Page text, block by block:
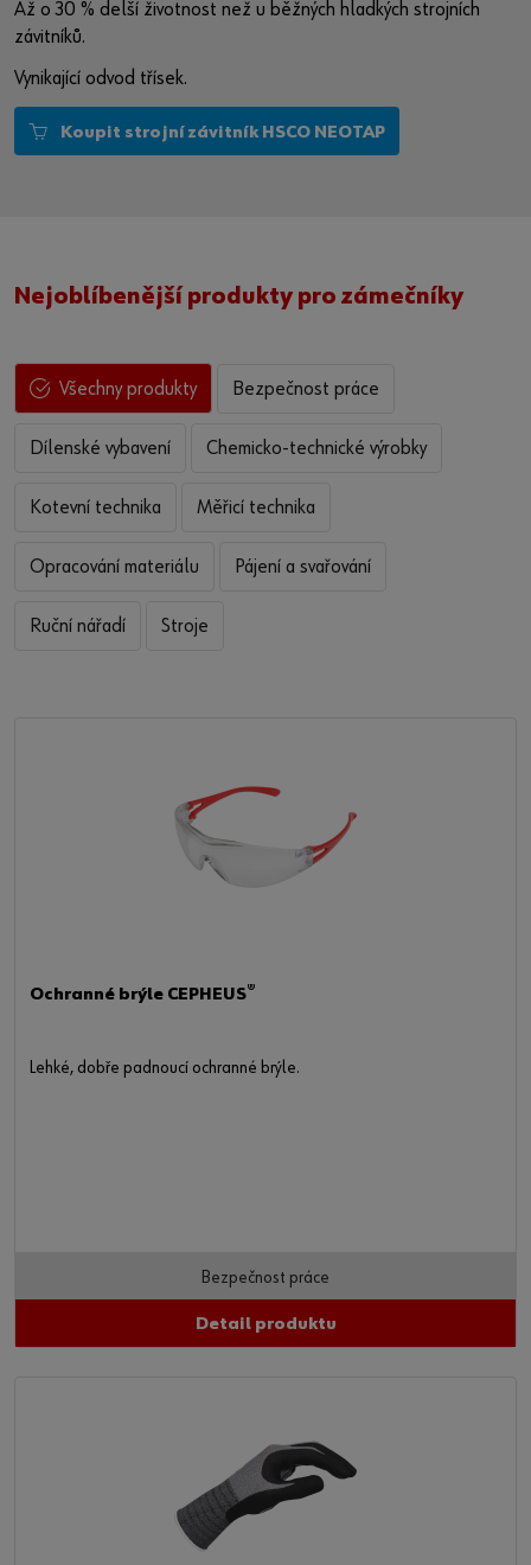
https://youtu.be/08dxqCWTuFI
Až o 30 % delší životnost než u běžných hladkých strojních
závitníků.
Vynikající odvod třísek.
Koupit strojní závitník HSCO NEOTAP
Nejoblíbenější produkty pro zámečníky
Všechny produkty Bezpečnost práce
Dílenské vybavení Chemicko-technické výrobky
Kotevní technika Měřicí technika
Opracování materiálu Pájení a svařování
Ruční nářadí Stroje
Ochranné brýle CEPHEUS®
Lehké, dobře padnoucí ochranné brýle.
Bezpečnost práce
Detail produktu